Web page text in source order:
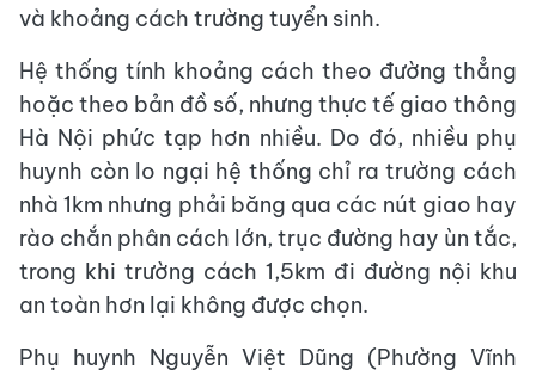
và khoảng cách trường tuyển sinh.
Hệ thống tính khoảng cách theo đường thẳng
hoặc theo bản đồ số, nhưng thực tế giao thông
Hà Nội phức tạp hơn nhiều. Do đó, nhiều phụ
huynh còn lo ngại hệ thống chỉ ra trường cách
nhà 1km nhưng phải băng qua các nút giao hay
rào chắn phân cách lớn, trục đường hay ùn tắc,
trong khi trường cách 1,5km đi đường nội khu
an toàn hơn lại không được chọn.
Phụ huynh Nguyễn Việt Dũng (Phường Vĩnh